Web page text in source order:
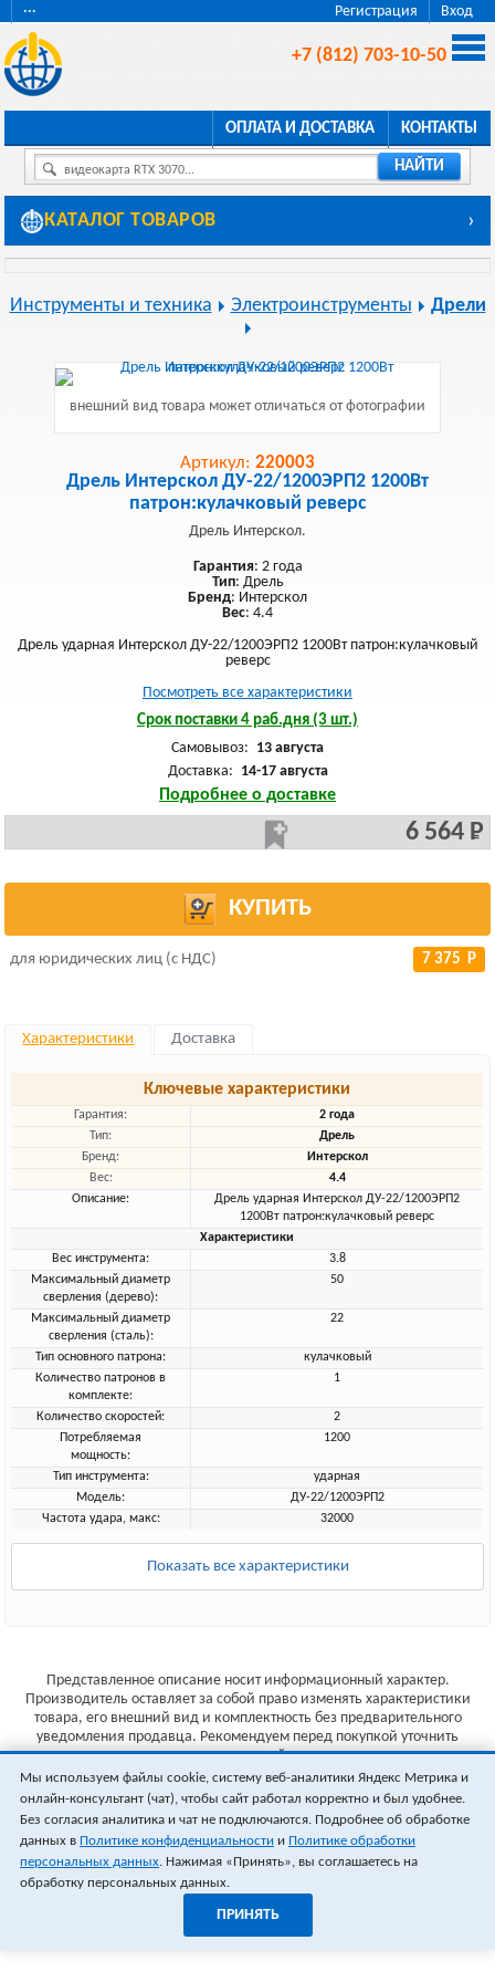
Регистрация Вход
···
+7 (812) 703-10-50
ОПЛАТА И ДОСТАВКА КОНТАКТЫ
видеокарта RTX 3070... НАЙТИ
КАТАЛОГ ТОВАРОВ ›
Инструменты и техника Электроинструменты Дрели
внешний вид товара может отличаться от фотографии
Артикул: 220003
Дрель Интерскол ДУ-22/1200ЭРП2 1200Вт
патрон:кулачковый реверс
Дрель Интерскол.
Гарантия: 2 года
Тип: Дрель
Бренд: Интерскол
Вес: 4.4
Дрель ударная Интерскол ДУ-22/1200ЭРП2 1200Вт патрон:кулачковый
реверс
Посмотреть все характеристики
Срок поставки 4 раб.дня (3 шт.)
Самовывоз: 13 августа
Доставка: 14-17 августа
Подробнее о доставке
6 564 Р
КУПИТЬ
для юридических лиц (с НДС) 7 375 Р
Характеристики Доставка
Ключевые характеристики
Гарантия:
2 года
Тип:
Дрель
Бренд:
Интерскол
Вес:
4.4
Описание:
Дрель ударная Интерскол ДУ-22/1200ЭРП2
1200Вт патрон:кулачковый реверс
Характеристики
Вес инструмента:
3.8
Максимальный диаметр
сверления (дерево):
50
Максимальный диаметр
сверления (сталь):
22
Тип основного патрона:
кулачковый
Количество патронов в
комплекте:
1
Количество скоростей:
2
Потребляемая
мощность:
1200
Тип инструмента:
ударная
Модель:
ДУ-22/1200ЭРП2
Частота удара, макс:
32000
Показать все характеристики
Представленное описание носит информационный характер.
Производитель оставляет за собой право изменять характеристики
товара, его внешний вид и комплектность без предварительного
уведомления продавца. Рекомендуем перед покупкой уточнить
характеристики товара на сайте производителя.
Указанные цены не являются публичной офертой (ст.435 ГК РФ).
Стоимость и наличие товара уточняйте у менеджера.
Мы используем файлы cookie, систему веб-аналитики Яндекс Метрика и
онлайн-консультант (чат), чтобы сайт работал корректно и был удобнее.
Без согласия аналитика и чат не подключаются. Подробнее об обработке
данных в Политике конфиденциальности и Политике обработки
персональных данных. Нажимая «Принять», вы соглашаетесь на
обработку персональных данных.
ПРИНЯТЬ